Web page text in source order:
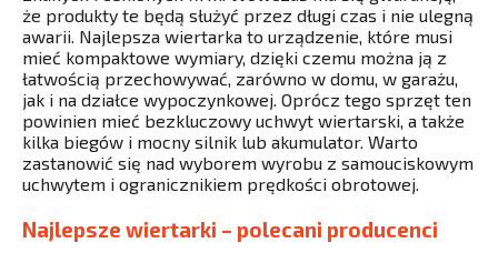
że produkty te będą służyć przez długi czas i nie ulegną
awarii. Najlepsza wiertarka to urządzenie, które musi
mieć kompaktowe wymiary, dzięki czemu można ją z
łatwością przechowywać, zarówno w domu, w garażu,
jak i na działce wypoczynkowej. Oprócz tego sprzęt ten
powinien mieć bezkluczowy uchwyt wiertarski, a także
kilka biegów i mocny silnik lub akumulator. Warto
zastanowić się nad wyborem wyrobu z samouciskowym
uchwytem i ogranicznikiem prędkości obrotowej.
Najlepsze wiertarki – polecani producenci